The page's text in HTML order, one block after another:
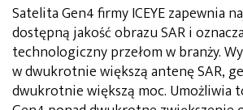
Satelita Gen4 firmy ICEYE zapewnia
dostępną jakość obrazu SAR i oznacza
technologiczny przełom w branży.
w dwukrotnie większą antenę SAR,
dwukrotnie większą moc. Umożliwia